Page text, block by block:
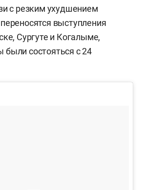
с резким ухудшением
выступления
Сургуте и Когалыме,
состояться с 24